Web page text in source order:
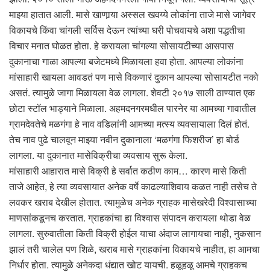
माझ्या हातात आली. मासे खाणार्‍या अस्सल खवय्ये लोकांना ताजे मासे जागेवर
विकायचे किंवा चांगली सर्विस देऊन त्यांच्या घरी पोचवायचे अशा पद्धतीचा
विचार मनात घोळत होता. हे करायला चांगल्या सोसायटीच्या आसपास
दुकानाचा गाळा आपल्या बजेटमध्ये मिळायला हवा होता. आपल्या लोकांना
मांसाहारी खायला आवडतं पण मासे विकणारं दुकान आपल्या सोसायटीत नको
असतं. त्यामुळे जागा मिळायला वेळ लागला. शेवटी २०१७ साली ठाण्यात एक
छोटा स्टॉल भाड्याने मिळाला. अहमदनगरमधील पारनेर या आमच्या गावातील
ग्रामदेवतेचे मळगंगा हे नाव वडिलांनी आमच्या मत्स्य व्यवसायाला दिलं होतं.
तेच नाव पुढे चालवून माझ्या नवीन दुकानाला ‘मळगंगा फिशरीज’ हा बोर्ड
लागला. या दुकानात मासेविक्रीचा व्यवसाय सुरू केला.
मांसाहारी आहारात मासे विक्री हे सर्वात कठीण काम… कारण मासे किती
ताजे आहेत, हे त्या व्यवसायात अनेक वर्षे काढल्याशिवाय कळत नाही तसेच ते
लवकर खराब देखील होतात. त्यामुळेच अनेक ग्राहक मासेखरेदी विश्वासाच्या
माणसांकडूनच करतात. ग्राहकांचा हा विश्वास संपादन करायला थोडा वेळ
लागला. सुरुवातीला किती विक्री होईल याचा अंदाज लागायचा नाही, नुकसान
झालं तरी चालेल पण शिळे, खराब मासे ग्राहकांना विकायचे नाहीत, हा आमचा
निर्धार होता. त्यामुळे अनेकदा धंद्यात खोट यायची. हळूहळू आमचे ग्राहकच